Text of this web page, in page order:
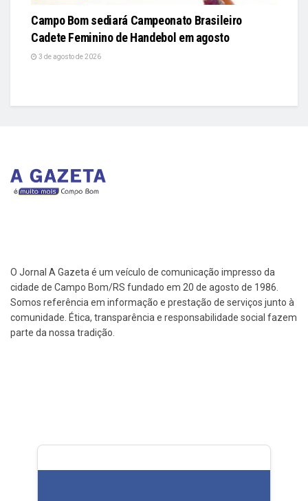
Campo Bom sediará Campeonato Brasileiro
Cadete Feminino de Handebol em agosto
3 de agosto de 2026
O Jornal A Gazeta é um veículo de comunicação impresso da
cidade de Campo Bom/RS fundado em 20 de agosto de 1986.
Somos referência em informação e prestação de serviços junto à
comunidade. Ética, transparência e responsabilidade social fazem
parte da nossa tradição.